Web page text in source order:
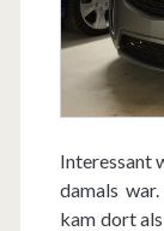
Interessant
damals
kam dort